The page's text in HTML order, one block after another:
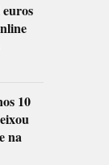
10
na